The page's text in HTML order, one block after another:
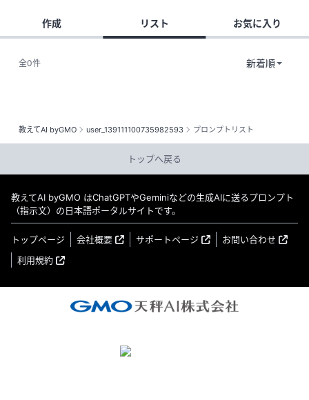
教えてAI byGMO user_139111100735982593 プロンプトリスト
作成 リスト お気に入り
全0件
トップへ戻る
教えてAI byGMO はChatGPTやGeminiなどの生成AIに送るプロンプト
（指示文）の日本語ポータルサイトです。
トップページ 会社概要 サポートページ
お問い合わせ
利用規約